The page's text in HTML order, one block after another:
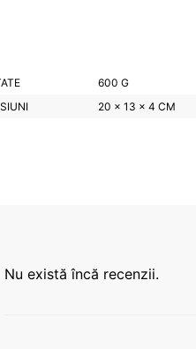
600 G
20 × 13 × 4 CM
Nu există încă recenzii.